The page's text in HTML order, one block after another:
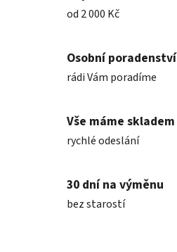
od 2 000 Kč
Osobní poradenství
rádi Vám poradíme
Vše máme skladem
rychlé odeslání
30 dní na výměnu
bez starostí